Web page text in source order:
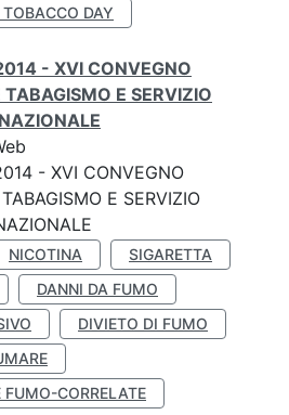
DAY
- XVI CONVEGNO
E SERVIZIO
- XVI CONVEGNO
E SERVIZIO
NICOTINA
SIGARETTA
DANNI DA FUMO
DIVIETO DI FUMO
FUMO-CORRELATE